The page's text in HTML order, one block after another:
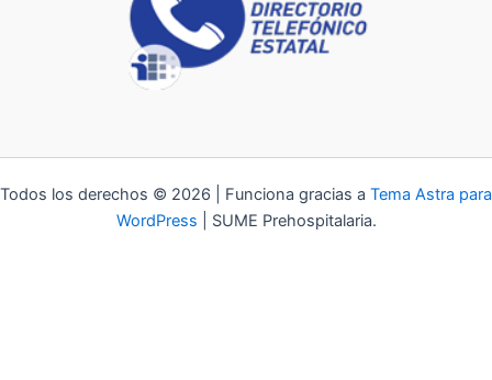
Todos los derechos © 2026 | Funciona gracias a Tema Astra para
WordPress | SUME Prehospitalaria.